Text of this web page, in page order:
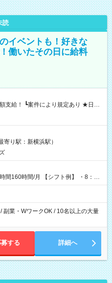
読
イベントも！好きな
働いたその日に給料
たその日に現金GET♪ お仕事後はコ
せます！ 【試用期間】試
り駅：新横浜駅）
【シフト例】 ・8：00
副業・WワークOK / 10名以上の大量
募する 詳細へ